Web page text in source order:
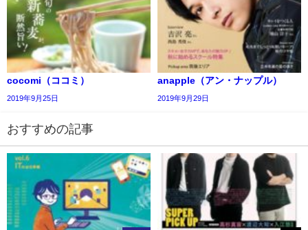
cocomi（ココミ）
2019年9月25日
anapple（アン・ナップル）
2019年9月29日
おすすめの記事